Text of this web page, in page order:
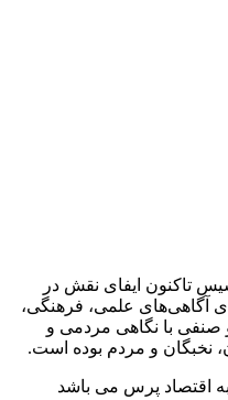
تاکنون ایفای نقش در
آگاهی‌های علمی، فرهنگی،
صنفی با نگاهی مردمی و
نخبگان و مردم بوده است.
اقتصاد پرس می باشد